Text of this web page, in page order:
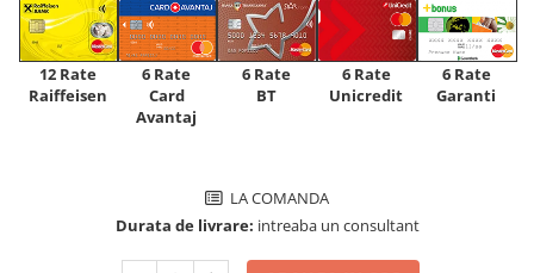
12 Rate
Raiffeisen
6 Rate
Card
Avantaj
6 Rate
BT
6 Rate
Unicredit
6 Rate
Garanti
LA COMANDA
Durata de livrare: intreaba un consultant